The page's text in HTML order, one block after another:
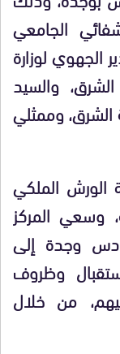
الجامعي
الجهوي لوزارة
والسيد
وممثلي
الورش الملكي
وسعي المركز
وجدة إلى
وظروف
من خلال